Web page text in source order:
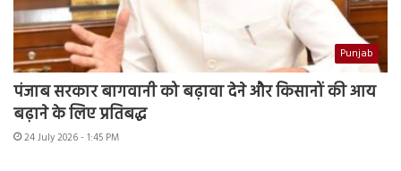
Punjab
पंजाब सरकार बागवानी को बढ़ावा देने और किसानों की आय
बढ़ाने के लिए प्रतिबद्ध
24 July 2026 - 1:45 PM